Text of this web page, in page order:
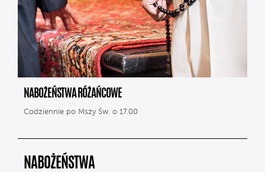
NABOŻEŃSTWA RÓŻAŃCOWE
Codziennie po Mszy Św. o 17.00
NABOŻEŃSTWA